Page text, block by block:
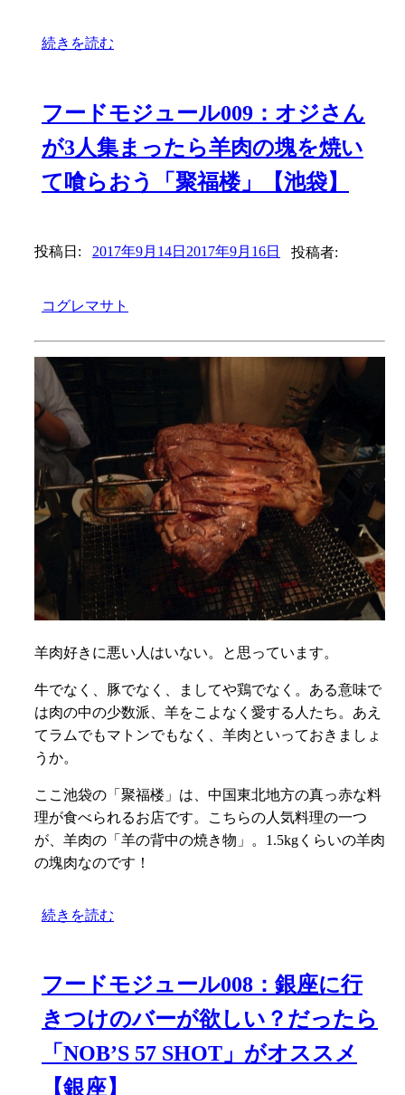
続きを読む
フードモジュール009：オジさん
が3人集まったら羊肉の塊を焼い
て喰らおう「聚福楼」【池袋】
投稿日: 2017年9月14日 2017年9月16日 投稿者:
コグレマサト
羊肉好きに悪い人はいない。と思っています。
牛でなく、豚でなく、ましてや鶏でなく。ある意味で
は肉の中の少数派、羊をこよなく愛する人たち。あえ
てラムでもマトンでもなく、羊肉といっておきましょ
うか。
ここ池袋の「聚福楼」は、中国東北地方の真っ赤な料
理が食べられるお店です。こちらの人気料理の一つ
が、羊肉の「羊の背中の焼き物」。1.5kgくらいの羊肉
の塊肉なのです！
続きを読む
フードモジュール008：銀座に行
きつけのバーが欲しい？だったら
「NOB’S 57 SHOT」がオススメ
【銀座】